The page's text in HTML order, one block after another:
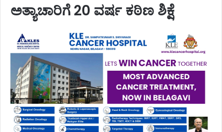
ಅತ್ಯಾಚಾರಿಗೆ 20 ವರ್ಷ ಕಠಿಣ ಶಿಕ್ಷೆ